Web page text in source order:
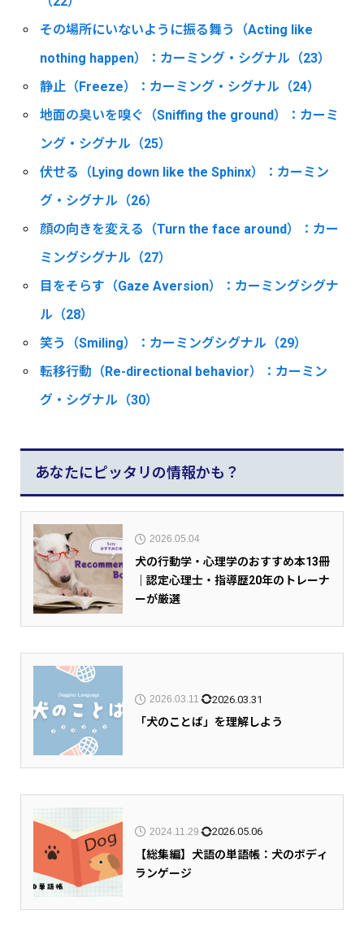
その場所にいないように振る舞う（Acting like
nothing happen）：カーミング・シグナル（23）
静止（Freeze）：カーミング・シグナル（24）
地面の臭いを嗅ぐ（Sniffing the ground）：カーミ
ング・シグナル（25）
伏せる（Lying down like the Sphinx）：カーミン
グ・シグナル（26）
顔の向きを変える（Turn the face around）：カー
ミングシグナル（27）
目をそらす（Gaze Aversion）：カーミングシグナ
ル（28）
笑う（Smiling）：カーミングシグナル（29）
転移行動（Re-directional behavior）：カーミン
グ・シグナル（30）
あなたにピッタリの情報かも？
2026.05.04
犬の行動学・心理学のおすすめ本13冊
｜認定心理士・指導歴20年のトレーナ
ーが厳選
2026.03.11 2026.03.31
「犬のことば」を理解しよう
2024.11.29 2026.05.06
【総集編】犬語の単語帳：犬のボディ
ランゲージ